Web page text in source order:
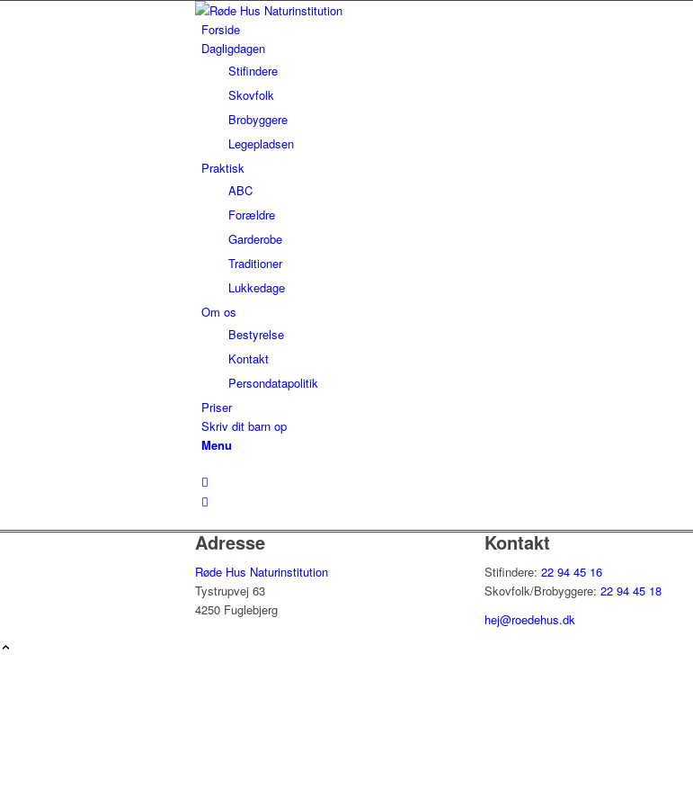
Forside
Dagligdagen
Stifindere
Skovfolk
Brobyggere
Legepladsen
Praktisk
ABC
Forældre
Garderobe
Traditioner
Lukkedage
Om os
Bestyrelse
Kontakt
Persondatapolitik
Priser
Skriv dit barn op
Menu
Adresse
Røde Hus Naturinstitution
Tystrupvej 63
4250 Fuglebjerg
Kontakt
Stifindere: 22 94 45 16
Skovfolk/Brobyggere: 22 94 45 18
hej@roedehus.dk